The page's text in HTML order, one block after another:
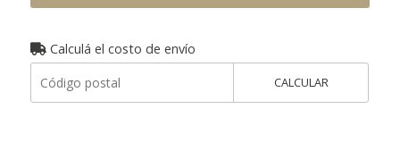
Calculá el costo de envío
CALCULAR